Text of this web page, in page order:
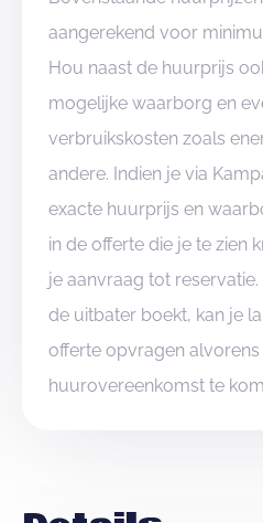
aangerekend voor
Hou naast de huurprijs
mogelijke waarborg en
verbruikskosten zoals
andere. Indien je via
exacte huurprijs en
in de offerte die je te zien
je aanvraag tot
de uitbater boekt, kan je
offerte opvragen alvorens
huurovereenkomst te